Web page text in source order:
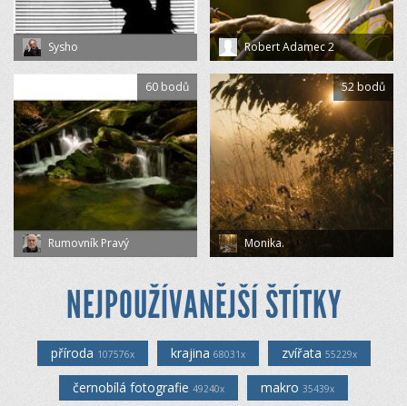
Sysho Robert Adamec 2
Rumovník Pravý
60 bodů
Monika.
52 bodů
NEJPOUŽÍVANĚJŠÍ ŠTÍTKY
příroda 107576x krajina 68031x zvířata 55229x
černobílá fotografie 49240x makro 35439x